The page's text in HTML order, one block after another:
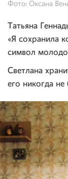
Фото: Оксана
Татьяна
«Я сохранила
символ
Светлана
его никогда не